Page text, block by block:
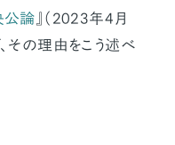
公論 』（2023年4月
その理由をこう述べ